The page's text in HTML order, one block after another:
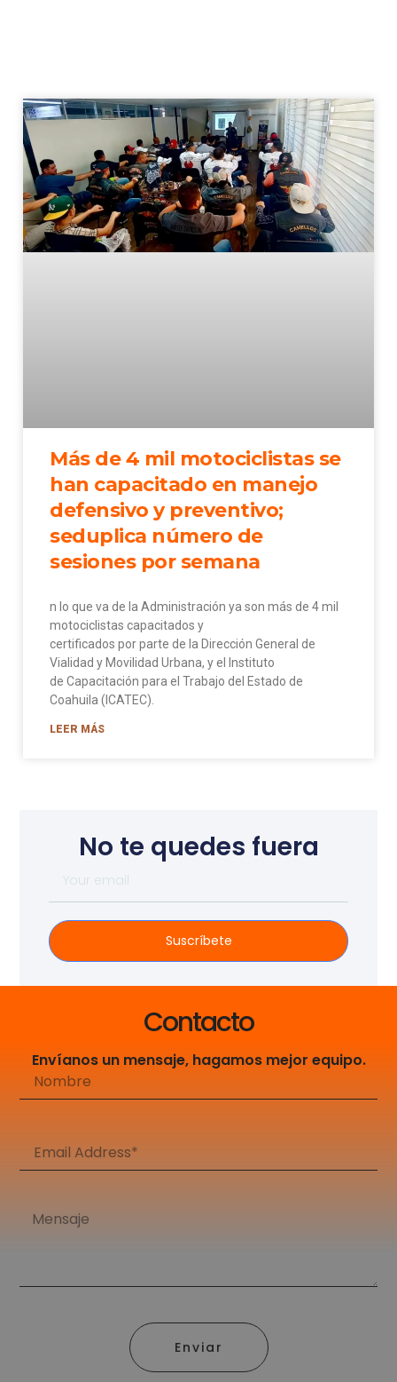
Más de 4 mil motociclistas se
han capacitado en manejo
defensivo y preventivo;
seduplica número de
sesiones por semana
n lo que va de la Administración ya son más de 4 mil
motociclistas capacitados y
certificados por parte de la Dirección General de
Vialidad y Movilidad Urbana, y el Instituto
de Capacitación para el Trabajo del Estado de
Coahuila (ICATEC).
LEER MÁS
No te quedes fuera
Suscríbete
Contacto
Envíanos un mensaje, hagamos mejor equipo.
Enviar